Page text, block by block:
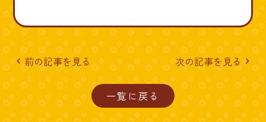
navigate_before 前の記事を見る
一覧に戻る
次の記事を見るnavigate_next